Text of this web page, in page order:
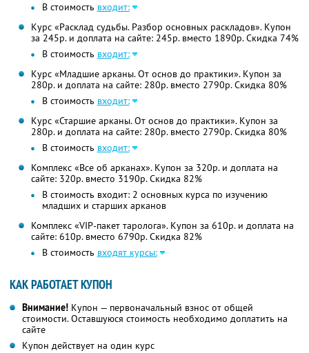
В стоимость входит:
Курс «Расклад судьбы. Разбор основных раскладов». Купон
за 245р. и доплата на сайте: 245р. вместо 1890р.Скидка 74%
В стоимость входит:
Курс «Младшие арканы. От основ до практики». Купон за
280р. и доплата на сайте: 280р. вместо 2790р.Скидка 80%
В стоимость входит:
Курс «Старшие арканы. От основ до практики». Купон за
280р. и доплата на сайте: 280р. вместо 2790р.Скидка 80%
В стоимость входит:
Комплекс «Все об арканах». Купон за 320р. и доплата на
сайте: 320р. вместо 3190р.Скидка 82%
В стоимость входит: 2 основных курса по изучению
младших и старших арканов
Комплекс «VIP-пакет таролога». Купон за 610р. и доплата на
сайте: 610р. вместо 6790р.Скидка 82%
В стоимость входят курсы:
КАК РАБОТАЕТ КУПОН
Внимание! Купон — первоначальный взнос от общей
стоимости. Оставшуюся стоимость необходимо доплатить на
сайте
Купон действует на один курс